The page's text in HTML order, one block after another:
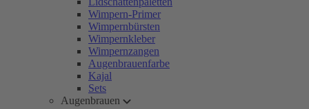
Wimpern-Primer
Wimpernbürsten
Wimpernkleber
Wimpernzangen
Augenbrauenfarbe
Kajal
Sets
Augenbrauen